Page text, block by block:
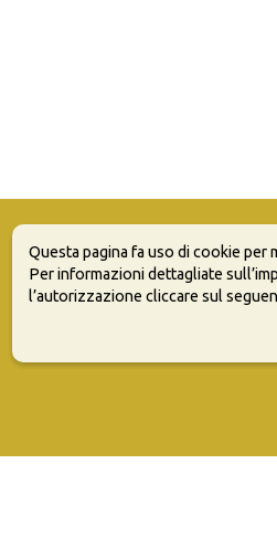
Questa pagina fa uso di cookie per
Per informazioni dettagliate
l’autorizzazione cliccare sul